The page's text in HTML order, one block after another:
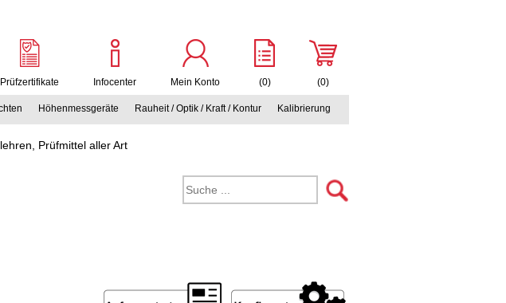
Prüfzertifikate Infocenter Mein Konto (0) (0)
Höhenmessgeräte Rauheit / Optik / Kraft / Kontur Kalibrierung
Prüfmittel aller Art